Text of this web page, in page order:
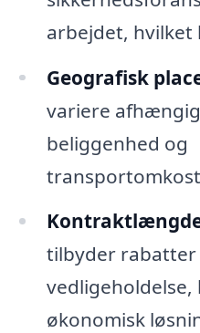
arbejdet, hvilket
Geografisk
variere
beliggenhed og
tilbyder rabatter
økonomisk